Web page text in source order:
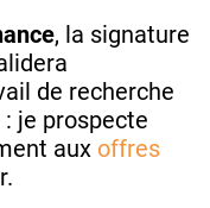
, la signature
de recherche
: je prospecte
aux offres